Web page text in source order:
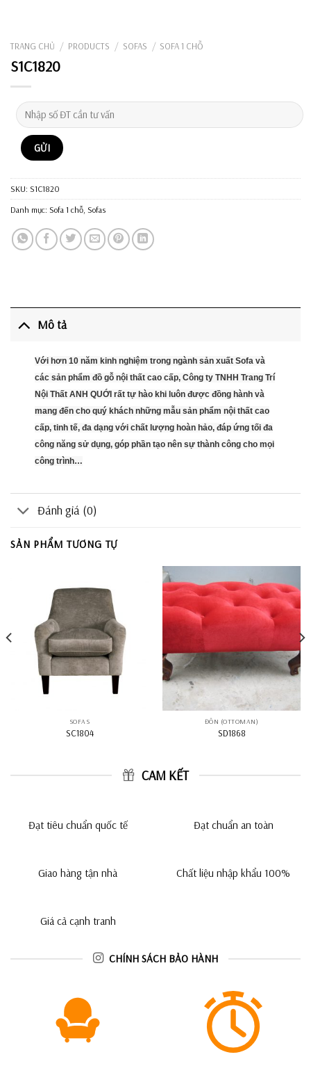
TRANG CHỦ / PRODUCTS / SOFAS / SOFA 1 CHỖ
S1C1820
SKU: S1C1820
Danh mục: Sofa 1 chỗ Sofas
Mô tả
Với hơn 10 năm kinh nghiệm trong ngành sản xuất Sofa và
các sản phẩm đồ gỗ nội thất cao cấp, Công ty TNHH Trang Trí
Nội Thất ANH QUỚI rất tự hào khi luôn được đồng hành và
mang đến cho quý khách những mẫu sản phẩm nội thất cao
cấp, tinh tế, đa dạng với chất lượng hoàn hảo, đáp ứng tối đa
công năng sử dụng, góp phần tạo nên sự thành công cho mọi
công trình…
Đánh giá (0)
SẢN PHẨM TƯƠNG TỰ
SOFAS
SC1804
ĐÔN (OTTOMAN)
SD1868
CAM KẾT
Đạt tiêu chuẩn quốc tế Đạt chuẩn an toàn
Giao hàng tận nhà Chất liệu nhập khẩu 100%
Giá cả cạnh tranh
CHÍNH SÁCH BẢO HÀNH